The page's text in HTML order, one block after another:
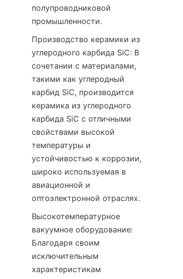
полупроводниковой
промышленности.
Производство керамики из
углеродного карбида SiC: В
сочетании с материалами,
такими как углеродный
карбид SiC, производится
керамика из углеродного
карбида SiC с отличными
свойствами высокой
температуры и
устойчивостью к коррозии,
широко используемая в
авиационной и
оптоэлектронной отраслях.
Высокотемпературное
вакуумное оборудование:
Благодаря своим
исключительным
характеристикам